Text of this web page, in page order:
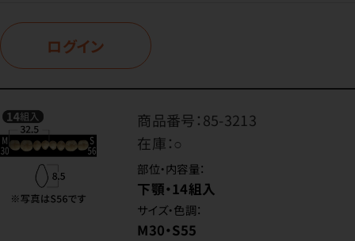
ログイン
商品番号：85-3213
在庫：○
部位・内容量：
下顎・14組入
サイズ・色調：
M30・S55